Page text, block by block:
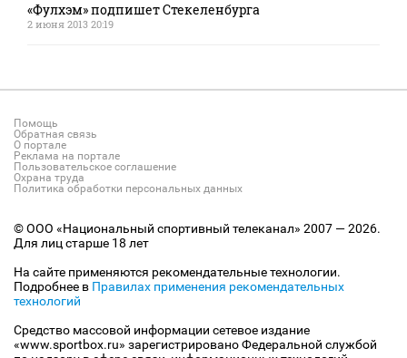
«Фулхэм» подпишет Стекеленбурга
2 июня 2013 20:19
Помощь
Обратная связь
О портале
Реклама на портале
Пользовательское соглашение
Охрана труда
Политика обработки персональных данных
© ООО «Национальный спортивный телеканал» 2007 — 2026.
Для лиц старше 18 лет
На сайте применяются рекомендательные технологии.
Подробнее в Правилах применения рекомендательных
технологий
Средство массовой информации сетевое издание
«www.sportbox.ru» зарегистрировано Федеральной службой